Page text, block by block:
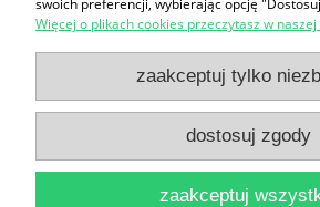
Das moderne englische Drama /
swoich preferencji, wybierając opcję
Więcej o plikach cookies przeczytasz w
zaakceptuj tylko
dostosuj zgody
zaakceptuj